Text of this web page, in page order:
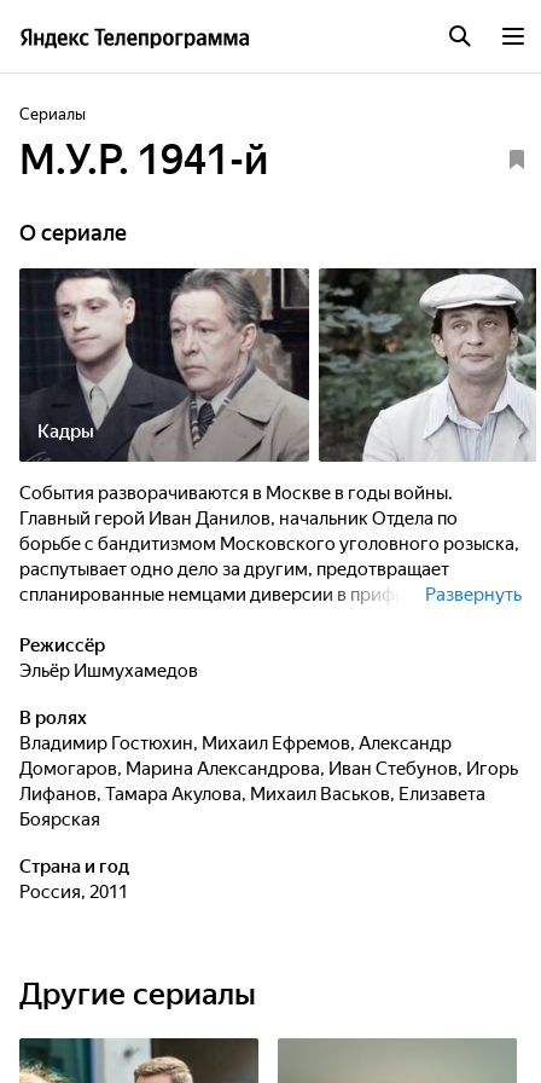
Сериалы
М.У.Р. 1941-й
O сериале
Кадры
События разворачиваются в Москве в годы войны.
Главный герой Иван Данилов, начальник Отдела по
борьбе с бандитизмом Московского уголовного розыска,
распутывает одно дело за другим, предотвращает
спланированные немцами диверсии в прифронтовой
противостояние начальника отдела МУРа с главарём
бандитов. По произведениям Эдуарда Хруцкого из цикла
Развернуть
Режиссёр
Эльёр Ишмухамедов
В ролях
Владимир Гостюхин, Михаил Ефремов, Александр
Домогаров, Марина Александрова, Иван Стебунов, Игорь
Лифанов, Тамара Акулова, Михаил Васьков, Елизавета
Боярская
Страна и год
Россия, 2011
Другие сериалы